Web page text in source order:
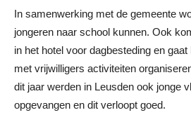
In samenwerking met de gemeente
jongeren naar school kunnen. Ook
in het hotel voor dagbesteding en
met vrijwilligers activiteiten
dit jaar werden in Leusden ook jonge
opgevangen en dit verloopt goed.